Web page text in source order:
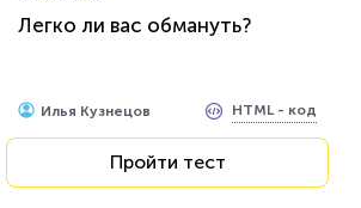
Легко ли вас обмануть?
Илья Кузнецов HTML - код
Пройти тест